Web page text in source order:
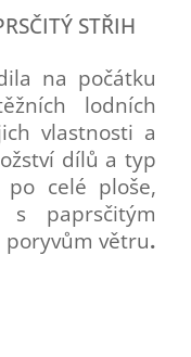
STŘIH
na počátku
lodních
vlastnosti a
dílů a typ
celé ploše,
paprsčitým
větru.